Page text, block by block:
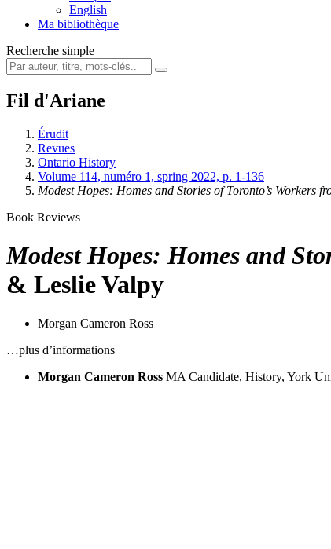
English
Ma bibliothèque
Recherche simple
Fil d'Ariane
Érudit
Revues
Ontario History
Volume 114, numéro 1, spring 2022, p. 1-136
Modest Hopes: Homes and Stories of Toronto’s Workers
Book Reviews
Modest Hopes: Homes and
& Leslie Valpy
Morgan Cameron Ross
…plus d’informations
Morgan Cameron Ross MA Candidate, History, York